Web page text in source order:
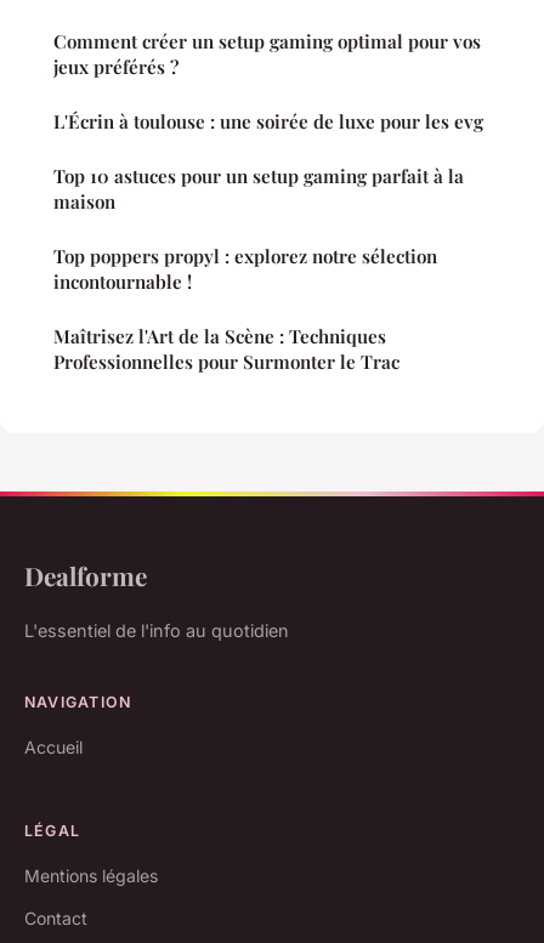
Comment créer un setup gaming optimal pour vos
jeux préférés ?
L'Écrin à toulouse : une soirée de luxe pour les evg
Top 10 astuces pour un setup gaming parfait à la
maison
Top poppers propyl : explorez notre sélection
incontournable !
Maîtrisez l'Art de la Scène : Techniques
Professionnelles pour Surmonter le Trac
Dealforme
L'essentiel de l'info au quotidien
NAVIGATION
Accueil
LÉGAL
Mentions légales
Contact